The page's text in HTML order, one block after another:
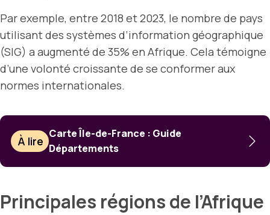
Par exemple, entre 2018 et 2023, le nombre de pays
utilisant des systèmes d’information géographique
(SIG) a augmenté de 35% en Afrique. Cela témoigne
d’une volonté croissante de se conformer aux
normes internationales.
À lire
Carte Île-de-France : Guide
Départements
Principales régions de l’Afrique